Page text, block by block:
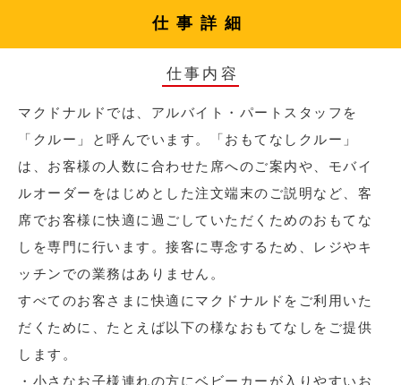
仕事詳細
仕事内容
マクドナルドでは、アルバイト・パートスタッフを
「クルー」と呼んでいます。「おもてなしクルー」
は、お客様の人数に合わせた席へのご案内や、モバイ
ルオーダーをはじめとした注文端末のご説明など、客
席でお客様に快適に過ごしていただくためのおもてな
しを専門に行います。接客に専念するため、レジやキ
ッチンでの業務はありません。
すべてのお客さまに快適にマクドナルドをご利用いた
だくために、たとえば以下の様なおもてなしをご提供
します。
・小さなお子様連れの方にベビーカーが入りやすいお